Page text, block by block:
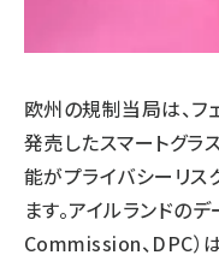
欧州の規制当局は、フ
発売したスマートグ
能がプライバシーリ
ます。アイルランド
Commission、DPC）